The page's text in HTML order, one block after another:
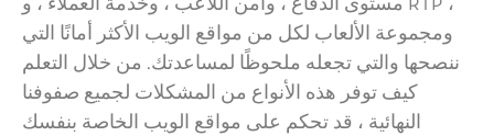
مستوى الدفاع ، وأمن اللاعب ، وخدمة العملاء ، و RTP ،
ومجموعة الألعاب لكل من مواقع الويب الأكثر أمانًا التي
ننصحها والتي تجعله ملحوظًا لمساعدتك. من خلال التعلم
كيف توفر هذه الأنواع من المشكلات لجميع صفوفنا
النهائية ، قد تحكم على مواقع الويب الخاصة بنفسك